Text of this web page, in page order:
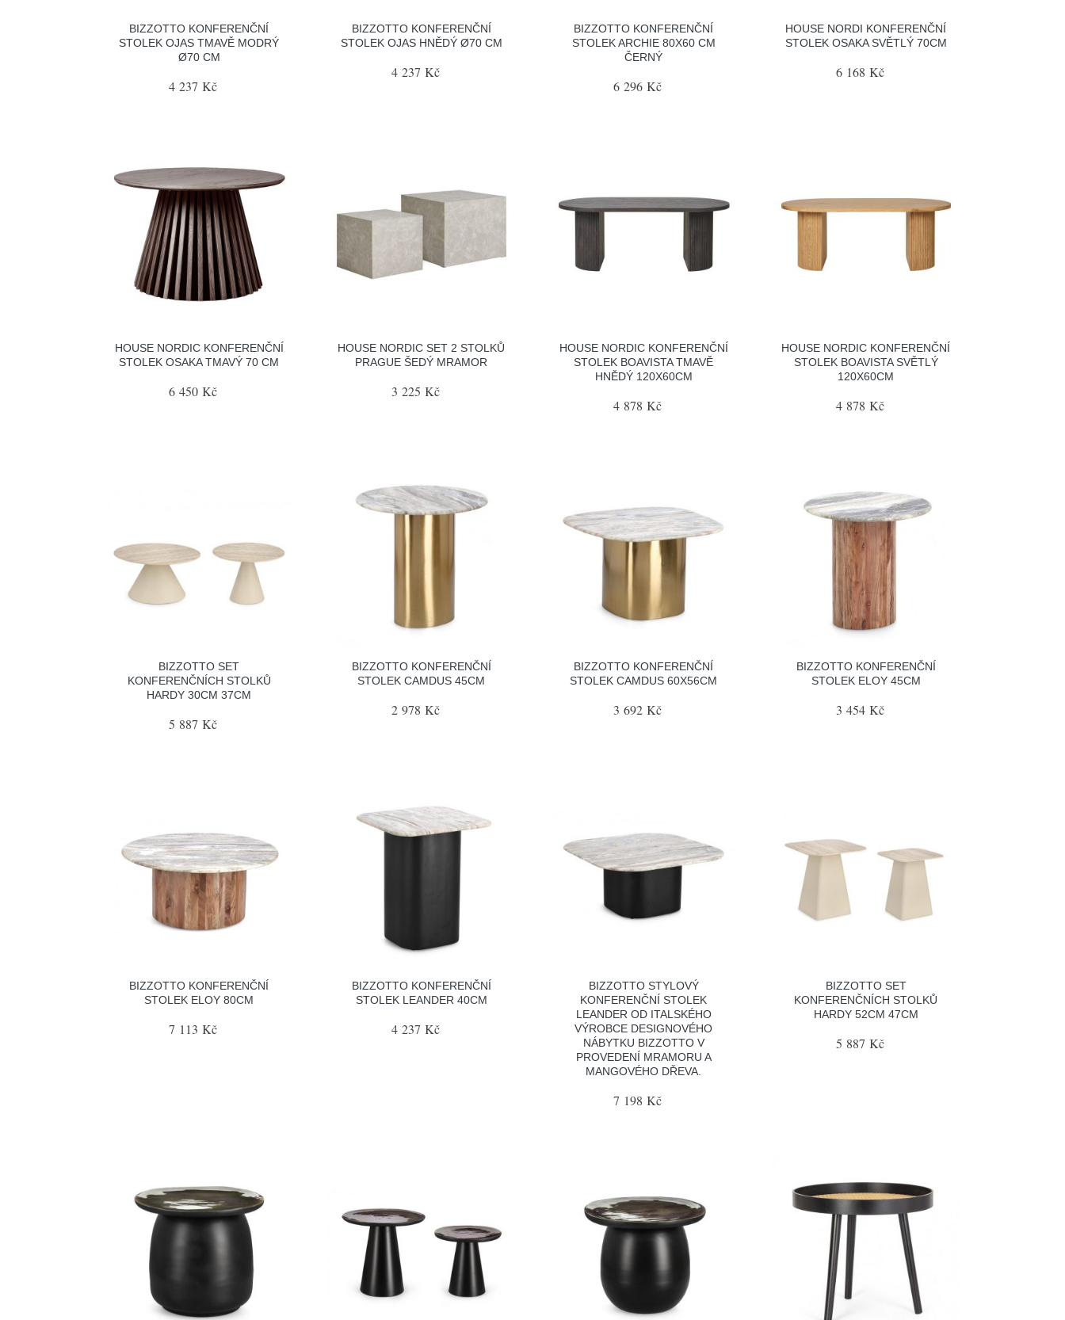
BIZZOTTO KONFERENČNÍ
STOLEK OJAS TMAVĚ MODRÝ
Ø70 CM
4 237 Kč
BIZZOTTO KONFERENČNÍ
STOLEK OJAS HNĚDÝ Ø70 CM
4 237 Kč
BIZZOTTO KONFERENČNÍ
STOLEK ARCHIE 80X60 CM
ČERNÝ
6 296 Kč
HOUSE NORDI KONFERENČNÍ
STOLEK OSAKA SVĚTLÝ 70CM
6 168 Kč
HOUSE NORDIC KONFERENČNÍ
STOLEK OSAKA TMAVÝ 70 CM
6 450 Kč
HOUSE NORDIC SET 2 STOLKŮ
PRAGUE ŠEDÝ MRAMOR
3 225 Kč
HOUSE NORDIC KONFERENČNÍ
STOLEK BOAVISTA TMAVĚ
HNĚDÝ 120X60CM
4 878 Kč
HOUSE NORDIC KONFERENČNÍ
STOLEK BOAVISTA SVĚTLÝ
120X60CM
4 878 Kč
BIZZOTTO SET
KONFERENČNÍCH STOLKŮ
HARDY 30CM 37CM
5 887 Kč
BIZZOTTO KONFERENČNÍ
STOLEK CAMDUS 45CM
2 978 Kč
BIZZOTTO KONFERENČNÍ
STOLEK CAMDUS 60X56CM
3 692 Kč
BIZZOTTO KONFERENČNÍ
STOLEK ELOY 45CM
3 454 Kč
BIZZOTTO KONFERENČNÍ
STOLEK ELOY 80CM
7 113 Kč
BIZZOTTO KONFERENČNÍ
STOLEK LEANDER 40CM
4 237 Kč
BIZZOTTO STYLOVÝ
KONFERENČNÍ STOLEK
LEANDER OD ITALSKÉHO
VÝROBCE DESIGNOVÉHO
NÁBYTKU BIZZOTTO V
PROVEDENÍ MRAMORU A
MANGOVÉHO DŘEVA.
7 198 Kč
BIZZOTTO SET
KONFERENČNÍCH STOLKŮ
HARDY 52CM 47CM
5 887 Kč